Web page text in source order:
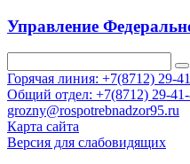
Управление
Горячая линия: +7(8712) 29-
Общий отдел: +7(8712) 29-
grozny@rospotrebnadzor95.ru
Карта сайта
Версия для слабовидящих